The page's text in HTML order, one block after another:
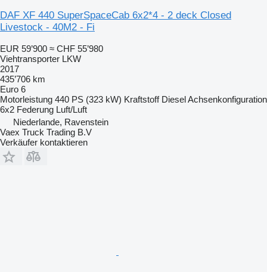
DAF XF 440 SuperSpaceCab 6x2*4 - 2 deck Closed
Livestock - 40M2 - Fi
EUR 59’900 ≈ CHF 55’980
Viehtransporter LKW
2017
435’706 km
Euro 6
Motorleistung 440 PS (323 kW) Kraftstoff DieselAchsenkonfiguration
6x2 Federung Luft/Luft
Niederlande, Ravenstein
Vaex Truck Trading B.V
Verkäufer kontaktieren